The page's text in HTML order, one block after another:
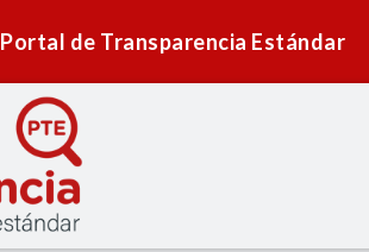
Portal de Transparencia Estándar